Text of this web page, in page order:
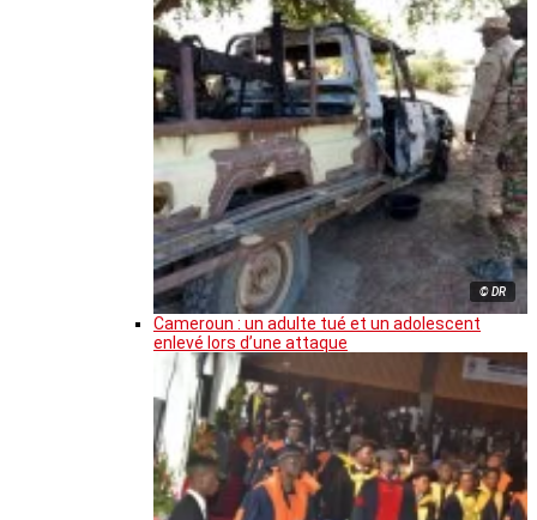
© DR
Cameroun : un adulte tué et un adolescent
enlevé lors d’une attaque